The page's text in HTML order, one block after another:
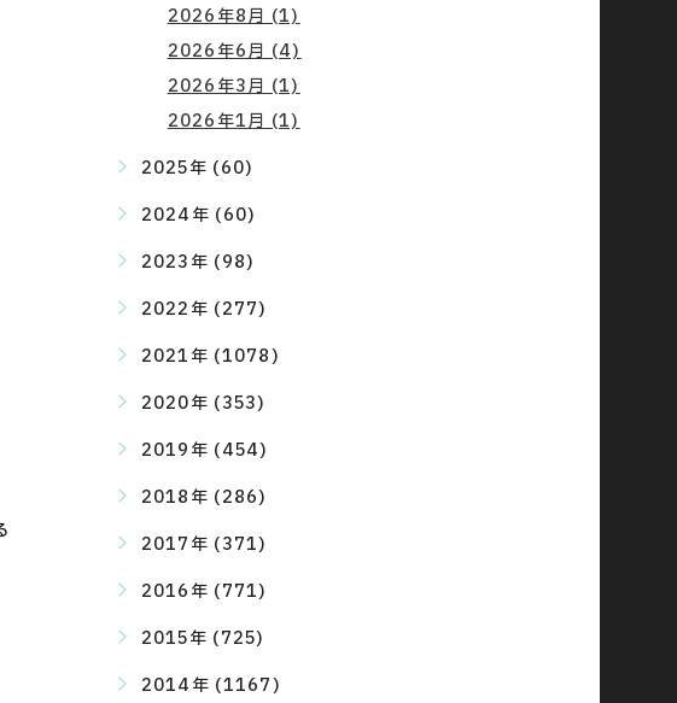
2026年8月 (1)
2026年6月 (4)
2026年3月 (1)
2026年1月 (1)
2025年 (60)
2024年 (60)
2023年 (98)
2022年 (277)
2021年 (1078)
2020年 (353)
2019年 (454)
2018年 (286)
2017年 (371)
2016年 (771)
2015年 (725)
2014年 (1167)